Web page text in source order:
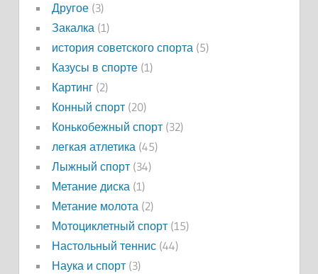
Другое(3)
Закалка(1)
история советского спорта(5)
Казусы в спорте(1)
Картинг(2)
Конный спорт(20)
Конькобежный спорт(32)
легкая атлетика(45)
Лыжный спорт(34)
Метание диска(1)
Метание молота(2)
Мотоциклетный спорт(15)
Настольный теннис(44)
Наука и спорт(3)